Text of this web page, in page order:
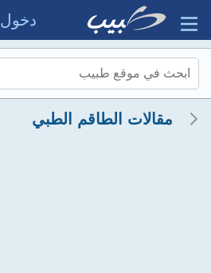
دخول
مقالات الطاقم الطبي